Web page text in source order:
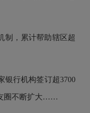
，累计帮助辖区超
行机构签订超3700
圈不断扩大……